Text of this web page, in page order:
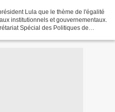
Lula que le thème de l'égalité
institutionnels et gouvernementaux.
Spécial des Politiques de